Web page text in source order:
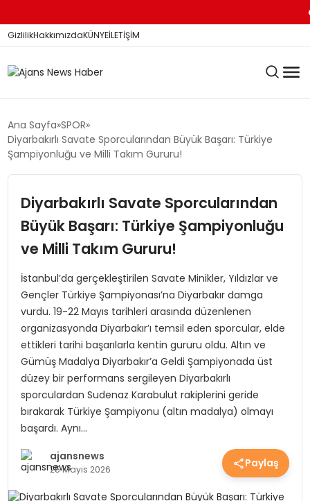
GizlilikHakkımızdaKÜNYEİLETİŞİM
KÖŞE YAZILARI
SİYASET
DÜNYA
YEREL HABERLER
EKONOMİ
EĞİTİM
GÜNDEM
Ana Sayfa SPOR
Diyarbakırlı Savate Sporcularından Büyük Başarı: Türkiye
Şampiyonluğu ve Milli Takım Gururu!
Diyarbakırlı Savate Sporcularından
Büyük Başarı: Türkiye Şampiyonluğu
ve Milli Takım Gururu!
İstanbul’da gerçekleştirilen Savate Minikler, Yıldızlar ve
Gençler Türkiye Şampiyonası’na Diyarbakır damga
vurdu. 19-22 Mayıs tarihleri arasında düzenlenen
organizasyonda Diyarbakır’ı temsil eden sporcular, elde
ettikleri tarihi başarılarla kentin gururu oldu. ​Altın ve
Gümüş Madalya Diyarbakır’a Geldi ​Şampiyonada üst
düzey bir performans sergileyen Diyarbakırlı
sporculardan Sudenaz Karabulut rakiplerini geride
bırakarak Türkiye Şampiyonu (altın madalya) olmayı
başardı. Aynı…
ajansnews
25 Mayıs 2026 Paylaş